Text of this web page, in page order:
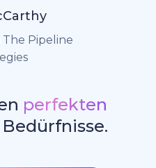
Pipeline
perfekten